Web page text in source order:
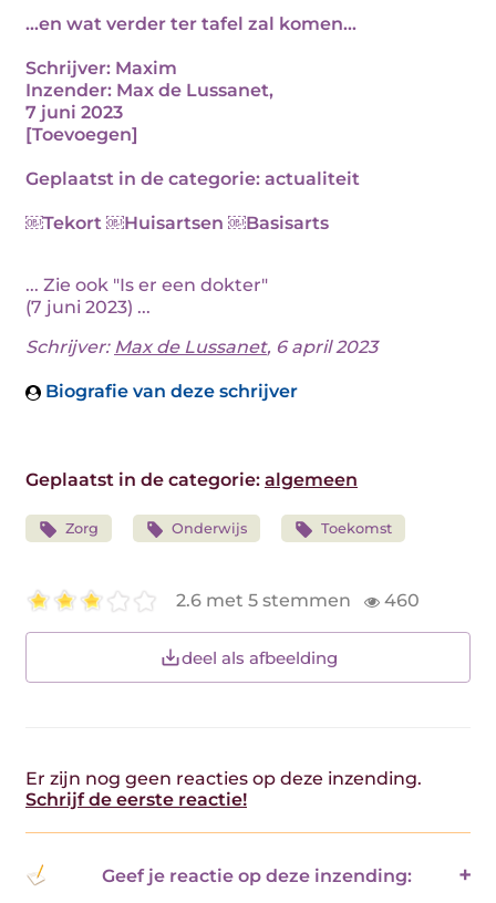
...en wat verder ter tafel zal komen...
Schrijver: Maxim
Inzender: Max de Lussanet,
7 juni 2023
[Toevoegen]
Geplaatst in de categorie: actualiteit
￼Tekort ￼Huisartsen ￼Basisarts
... Zie ook "Is er een dokter"
(7 juni 2023) ...
Schrijver: Max de Lussanet, 6 april 2023
Biografie van deze schrijver
Geplaatst in de categorie: algemeen
Zorg Onderwijs Toekomst
2.6 met 5 stemmen 460
deel als afbeelding
Er zijn nog geen reacties op deze inzending.
Schrijf de eerste reactie!
Geef je reactie op deze inzending: